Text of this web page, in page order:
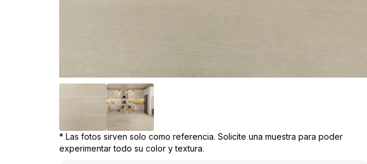
* Las fotos sirven solo como referencia. Solicite una muestra para poder
experimentar todo su color y textura.